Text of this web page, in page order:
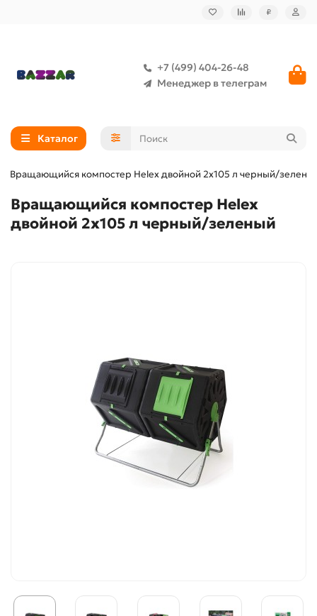
₽
+7 (499) 404-26-48
Менеджер в телеграм
Каталог
Вращающийся компостер Helex двойной 2х105 л черный/
Вращающийся компостер Helex
двойной 2х105 л черный/зеленый